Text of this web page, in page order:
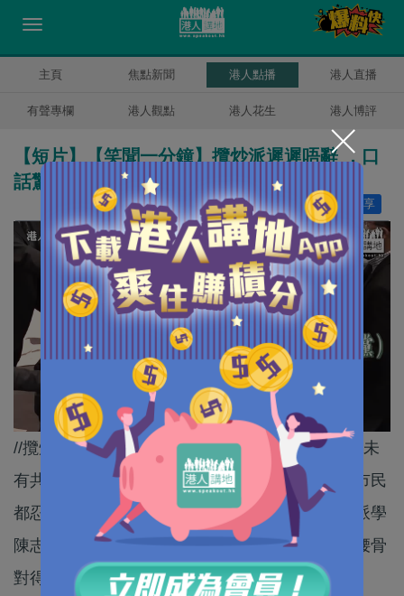
主頁 焦點新聞 港人點播 港人直播
有聲專欄 港人觀點 港人花生 港人博評
【短片】【笑聞一分鐘】攬炒派遲遲唔辭 ，口
話驚民意，原來係貪錢？
分享
讚好 15
//攬炒派自編自導嘅「總辭」戲碼，扭擰咗兩星期未
有共識，呢台戲唔知點收科。連一向支持佢哋嘅市民
都忍唔住出聲篤穿：一切都係為薪津！建議攬炒派學
陳志全、朱凱迪明明白白表示反對延任，咁先有腰骨
對得起支持者～//